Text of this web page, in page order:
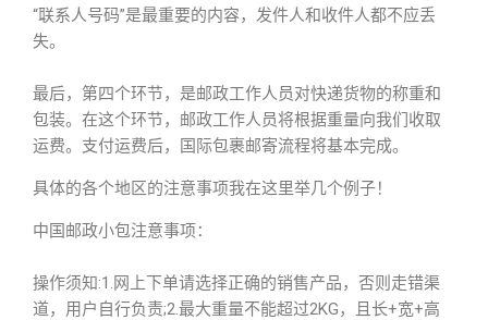
“联系人号码”是最重要的内容，发件人和收件人都不应丢
失。
最后，第四个环节，是邮政工作人员对快递货物的称重和
包装。在这个环节，邮政工作人员将根据重量向我们收取
运费。支付运费后，国际包裹邮寄流程将基本完成。
具体的各个地区的注意事项我在这里举几个例子！
中国邮政小包注意事项：
操作须知:1.网上下单请选择正确的销售产品，否则走错渠
道，用户自行负责;2.最大重量不能超过2KG，且长+宽+高